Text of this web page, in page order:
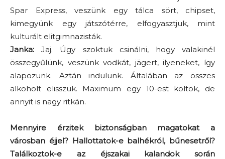
Spar Express, veszünk egy tálca sört, chipset,
kimegyünk egy játszótérre, elfogyasztjuk, mint
kulturált elitgimnazisták.
Janka: Jaj. Úgy szoktuk csinálni, hogy valakinél
összegyűlünk, veszünk vodkát, jägert, ilyeneket, így
alapozunk. Aztán indulunk. Általában az összes
alkoholt elisszuk. Maximum egy 10-est költök, de
annyit is nagy ritkán.
Mennyire érzitek biztonságban magatokat a
városban éjjel? Hallottatok-e balhékról, bűnesetről?
Találkoztok-e az éjszakai kalandok során